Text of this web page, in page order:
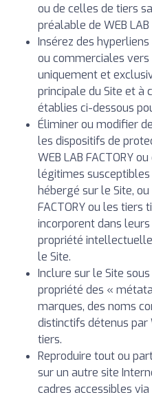
ou de celles de tiers
préalable de WEB LAB
Insérez des
ou commerciales
uniquement et
principale du Site et à
établies ci-dessous
Éliminer ou modifier
les dispositifs de
WEB LAB FACTORY
légitimes
hébergé sur le Site,
FACTORY ou les
incorporent dans
propriété
le Site.
Inclure sur le Site
propriété des «
marques, des noms
distinctifs détenus par
tiers.
Reproduire tout ou
sur un autre site
cadres accessibles